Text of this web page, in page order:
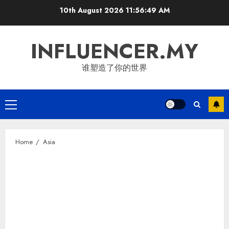
10th August 2026 11:56:49 AM
INFLUENCER.MY
谁塑造了你的世界
Primary
Menu
Home Asia